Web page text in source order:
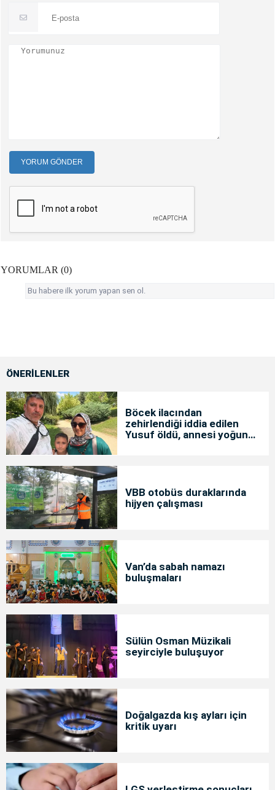
YORUM GÖNDER
YORUMLAR (0)
Bu habere ilk yorum yapan sen ol.
ÖNERİLENLER
Böcek ilacından
zehirlendiği iddia edilen
Yusuf öldü, annesi yoğun
VBB otobüs duraklarında
hijyen çalışması
Van’da sabah namazı
buluşmaları
Sülün Osman Müzikali
seyirciyle buluşuyor
Doğalgazda kış ayları için
kritik uyarı